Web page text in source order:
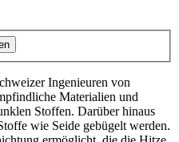
Ingenieuren von
Materialien und
Stoffen. Darüber hinaus
wie Seide gebügelt werden.